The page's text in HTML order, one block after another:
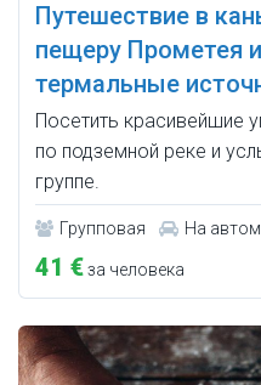
Путешествие в
пещеру Прометея
термальные
Посетить красивейшие
по подземной реке и
группе.
Групповая На
41 €за человека